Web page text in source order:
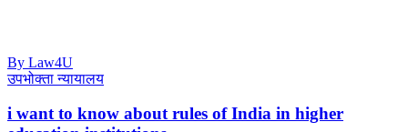
By Law4U
उपभोक्ता न्यायालय
i want to know about rules of India in higher